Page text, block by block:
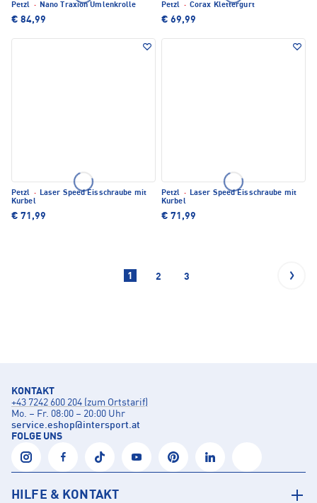
Petzl · Nano Traxion Umlenkrolle
€ 84,99
Petzl · Corax Klettergurt
€ 69,99
Petzl · Laser Speed Eisschraube mit
Kurbel
€ 71,99
Petzl · Laser Speed Eisschraube mit
Kurbel
€ 71,99
1 2 3
KONTAKT
+43 7242 600 204 (zum Ortstarif)
Mo. – Fr. 08:00 – 20:00 Uhr
service.eshop@intersport.at
FOLGE UNS
HILFE & KONTAKT